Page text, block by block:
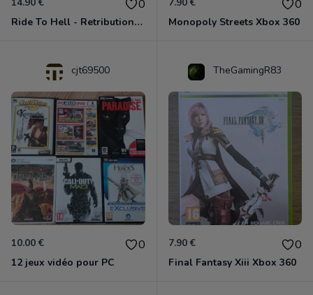
0
Ride To Hell - Retribution Xbox 360
0
Monopoly Streets Xbox 360
cjt69500
10.00 € 0
12 jeux vidéo pour PC
TheGamingR83
7.90 € 0
Final Fantasy Xiii Xbox 360